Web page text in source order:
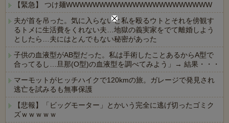
【緊急】 つけ麺WWWWWWWWWWWWWWWWWWWWWW
夫が首を吊った。気に入らないと私を殴るウトとそれを傍観す
るトメに生活費をくれない夫…地獄の義実家をでて離婚しよう
としたら…夫にはとんでもない秘密があった
子供の血液型がAB型だった。私は手術したことあるからA型で
合ってるし…旦那(O型)の血液型を調べてみよう」→ 結果・・・
マーモットがヒッチハイクで120kmの旅。ガレージで発見され
逃亡を試みるも無事保護
【悲報】「ビッグモーター」とかいう完全に逃げ切ったゴミク
ズｗｗｗｗｗ